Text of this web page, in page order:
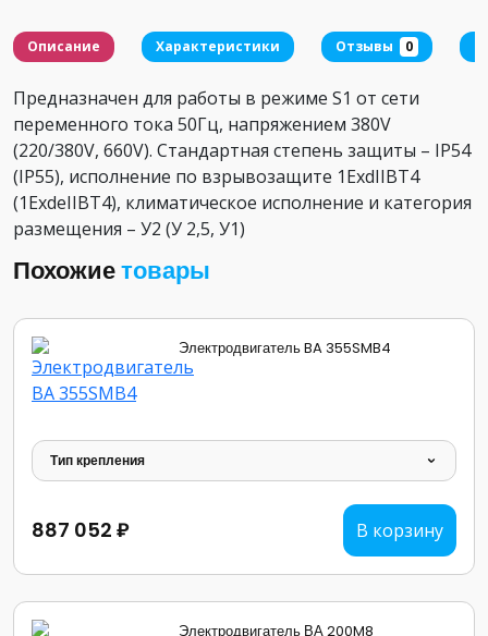
Описание Характеристики Отзывы 0
Предназначен для работы в режиме S1 от сети
переменного тока 50Гц, напряжением 380V
(220/380V, 660V). Стандартная степень защиты – IP54
(IP55), исполнение по взрывозащите 1ExdIIBT4
(1ExdеIIBT4), климатическое исполнение и категория
размещения – У2 (У 2,5, У1)
Похожиетовары
Электродвигатель BA 355SMB4
Тип крепления
887 052 ₽ В корзину
Электродвигатель ВА 200M8